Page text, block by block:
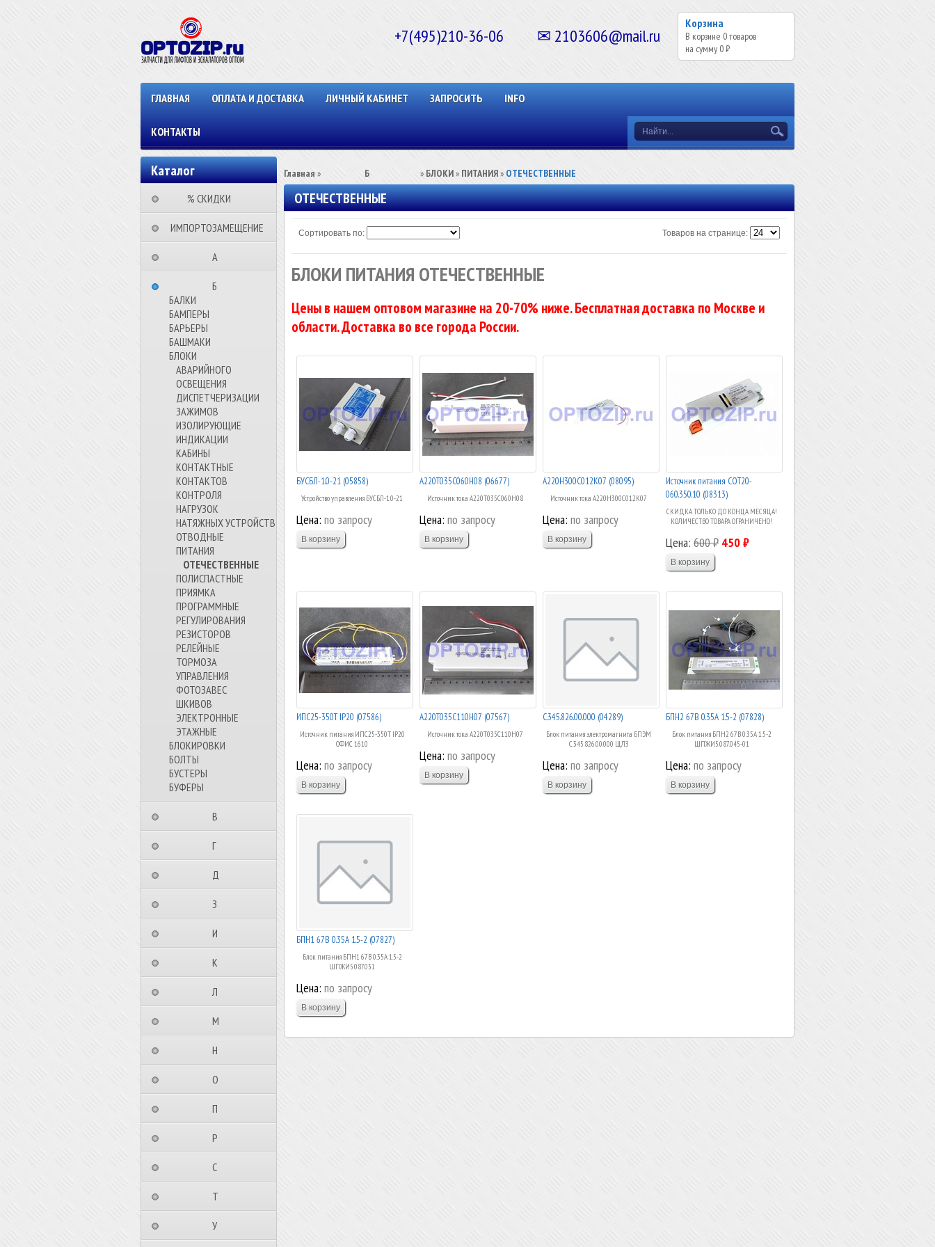
Корзина
В корзине 0товаров
на сумму 0 ₽
+7(495)210-36-06 ✉ 2103606@mail.ru
ГЛАВНАЯ ОПЛАТА И ДОСТАВКА ЛИЧНЫЙ КАБИНЕТ ЗАПРОСИТЬ INFO
КОНТАКТЫ
Каталог
⠀⠀⠀% СКИДКИ⠀⠀⠀⠀
⠀ИМПОРТОЗАМЕЩЕНИЕ
⠀⠀⠀⠀⠀⠀А⠀⠀⠀⠀⠀⠀⠀
⠀⠀⠀⠀⠀⠀Б⠀⠀⠀⠀⠀⠀⠀
БАЛКИ
БАМПЕРЫ
БАРЬЕРЫ
БАШМАКИ
БЛОКИ
АВАРИЙНОГО
ОСВЕЩЕНИЯ
ДИСПЕТЧЕРИЗАЦИИ
ЗАЖИМОВ
ИЗОЛИРУЮЩИЕ
ИНДИКАЦИИ
КАБИНЫ
КОНТАКТНЫЕ
КОНТАКТОВ
КОНТРОЛЯ
НАГРУЗОК
НАТЯЖНЫХ УСТРОЙСТВ
ОТВОДНЫЕ
ПИТАНИЯ
ОТЕЧЕСТВЕННЫЕ
ПОЛИСПАСТНЫЕ
ПРИЯМКА
ПРОГРАММНЫЕ
РЕГУЛИРОВАНИЯ
РЕЗИСТОРОВ
РЕЛЕЙНЫЕ
ТОРМОЗА
УПРАВЛЕНИЯ
ФОТОЗАВЕС
ШКИВОВ
ЭЛЕКТРОННЫЕ
ЭТАЖНЫЕ
БЛОКИРОВКИ
БОЛТЫ
БУСТЕРЫ
БУФЕРЫ
⠀⠀⠀⠀⠀⠀В⠀⠀⠀⠀⠀⠀⠀
⠀⠀⠀⠀⠀⠀Г⠀⠀⠀⠀⠀⠀⠀
⠀⠀⠀⠀⠀⠀Д⠀⠀⠀⠀⠀⠀⠀
⠀⠀⠀⠀⠀⠀З⠀⠀⠀⠀⠀⠀⠀
⠀⠀⠀⠀⠀⠀И⠀⠀⠀⠀⠀⠀⠀
⠀⠀⠀⠀⠀⠀К⠀⠀⠀⠀⠀⠀⠀
⠀⠀⠀⠀⠀⠀Л⠀⠀⠀⠀⠀⠀⠀
⠀⠀⠀⠀⠀⠀М⠀⠀⠀⠀⠀⠀⠀
⠀⠀⠀⠀⠀⠀Н⠀⠀⠀⠀⠀⠀⠀
⠀⠀⠀⠀⠀⠀О⠀⠀⠀⠀⠀⠀⠀
⠀⠀⠀⠀⠀⠀П⠀⠀⠀⠀⠀⠀⠀
⠀⠀⠀⠀⠀⠀Р⠀⠀⠀⠀⠀⠀⠀
⠀⠀⠀⠀⠀⠀С⠀⠀⠀⠀⠀⠀⠀
⠀⠀⠀⠀⠀⠀Т⠀⠀⠀⠀⠀⠀⠀
⠀⠀⠀⠀⠀⠀У⠀⠀⠀⠀⠀⠀⠀
Главная » ⠀⠀⠀⠀⠀⠀Б⠀⠀⠀⠀⠀⠀⠀ » БЛОКИ» ПИТАНИЯ» ОТЕЧЕСТВЕННЫЕ
ОТЕЧЕСТВЕННЫЕ
Сортировать по: Товаров на странице:
БЛОКИ ПИТАНИЯ ОТЕЧЕСТВЕННЫЕ
Цены в нашем оптовом магазине на 20-70% ниже. Бесплатная доставка по Москве и
области. Доставка во все города России.
БУСБЛ-1.0-21 (05858)
Устройство управления БУСБЛ-1.0-21
Цена: по запросу
А220Т035С060Н08 (06677)
Источник тока А220Т035С060Н08
Цена: по запросу
А220Н300С012К07 (08095)
Источник тока А220Н300С012К07
Цена: по запросу
Источник питания СОТ20-
060.350.10 (08313)
СКИДКА ТОЛЬКО ДО КОНЦА МЕСЯЦА!
КОЛИЧЕСТВО ТОВАРА ОГРАНИЧЕНО!
Цена: 600 ₽ 450 ₽
ИПС25-350Т IP20 (07586)
Источник питания ИПС25-350Т IP20
ОФИС 1610
Цена: по запросу
А220Т035С110Н07 (07567)
Источник тока А220Т035С110Н07
Цена: по запросу
С.345.826.00.000 (04289)
Блок питания электромагнита БПЭМ
С.345.826.00.000 ЩЛЗ
Цена: по запросу
БПН2 67В 0.35А 1.5-2 (07828)
Блок питания БПН2 67В 0.35А 1.5-2
ШПЖИ5.087.045-01
Цена: по запросу
БПН1 67В 0.35А 1.5-2 (07827)
Блок питания БПН1 67В 0.35А 1.5-2
ШПЖИ5.087.031
Цена: по запросу